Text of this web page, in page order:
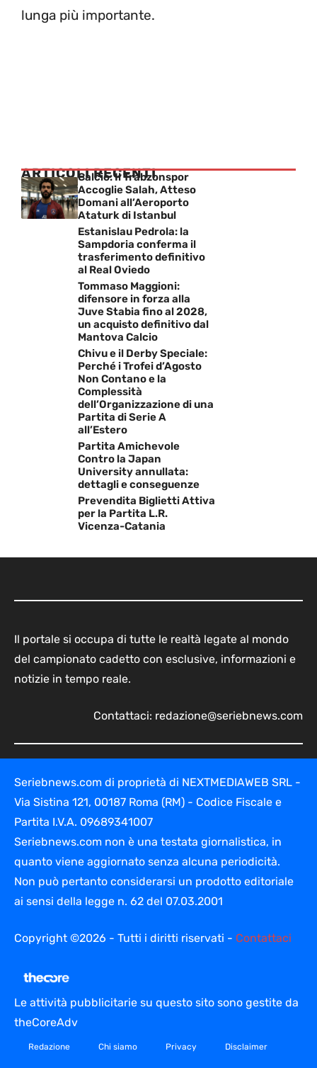
lunga più importante.
ARTICOLI RECENTI
Calcio: Il Trabzonspor
Accoglie Salah, Atteso
Domani all’Aeroporto
Ataturk di Istanbul
Estanislau Pedrola: la
Sampdoria conferma il
trasferimento definitivo
al Real Oviedo
Tommaso Maggioni:
difensore in forza alla
Juve Stabia fino al 2028,
un acquisto definitivo dal
Mantova Calcio
Chivu e il Derby Speciale:
Perché i Trofei d’Agosto
Non Contano e la
Complessità
dell’Organizzazione di una
Partita di Serie A
all’Estero
Partita Amichevole
Contro la Japan
University annullata:
dettagli e conseguenze
Prevendita Biglietti Attiva
per la Partita L.R.
Vicenza-Catania
Il portale si occupa di tutte le realtà legate al mondo
del campionato cadetto con esclusive, informazioni e
notizie in tempo reale.
Contattaci: redazione@seriebnews.com
Seriebnews.com di proprietà di NEXTMEDIAWEB SRL -
Via Sistina 121, 00187 Roma (RM) - Codice Fiscale e
Partita I.V.A. 09689341007
Seriebnews.com non è una testata giornalistica, in
quanto viene aggiornato senza alcuna periodicità.
Non può pertanto considerarsi un prodotto editoriale
ai sensi della legge n. 62 del 07.03.2001
Copyright ©2026 - Tutti i diritti riservati - Contattaci
Le attività pubblicitarie su questo sito sono gestite da
theCoreAdv
Redazione Chi siamo Privacy Disclaimer